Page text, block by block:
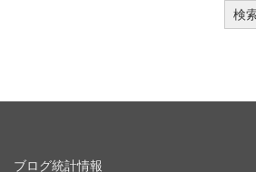
検
ブログ統計情報